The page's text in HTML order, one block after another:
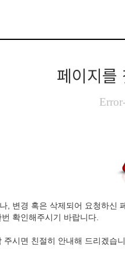
페이지를
, 변경 혹은 삭제되어 요청하신
확인해주시기 바랍니다.
주시면 친절히 안내해 드리겠습